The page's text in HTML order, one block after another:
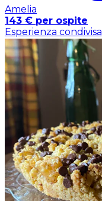
Amelia
143 € per ospite
Esperienza condivisa